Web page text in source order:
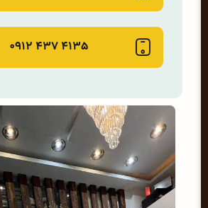
4135 437 0912